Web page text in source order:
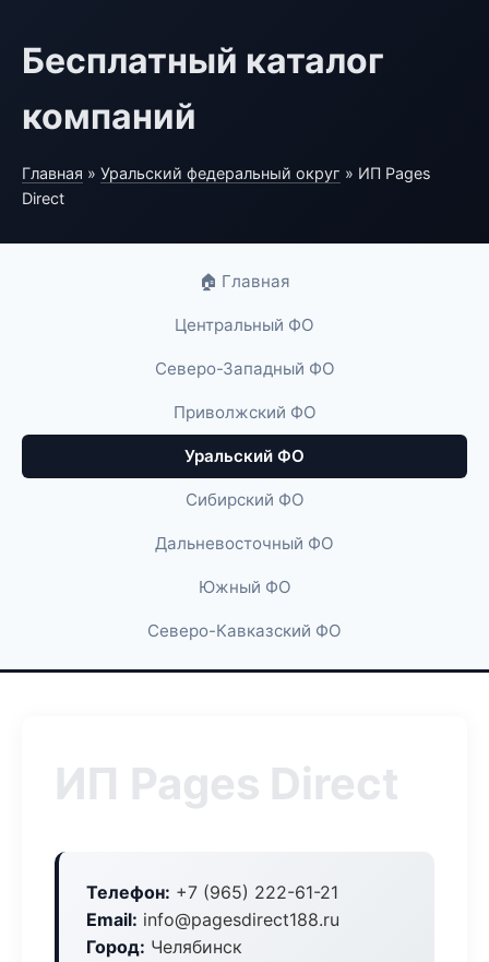
Бесплатный каталог
компаний
Главная » Уральский федеральный округ » ИП Pages
Direct
🏠 Главная
Центральный ФО
Северо-Западный ФО
Приволжский ФО
Уральский ФО
Сибирский ФО
Дальневосточный ФО
Южный ФО
Северо-Кавказский ФО
ИП Pages Direct
Телефон: +7 (965) 222-61-21
Email: info@pagesdirect188.ru
Город: Челябинск